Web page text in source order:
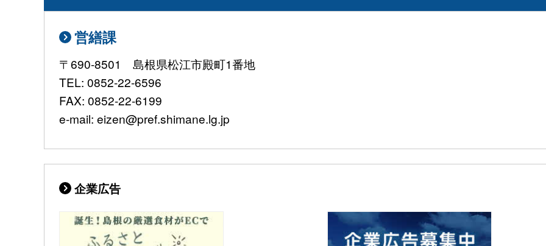
営繕課
〒690-8501 島根県松江市殿町1番地
TEL: 0852-22-6596
FAX: 0852-22-6199
e-mail: eizen@pref.shimane.lg.jp
企業広告